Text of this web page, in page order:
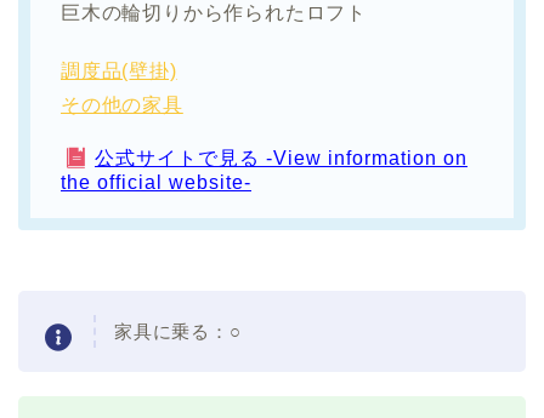
巨木の輪切りから作られたロフト
調度品(壁掛)
その他の家具
公式サイトで見る -View information on
the official website-
家具に乗る：○